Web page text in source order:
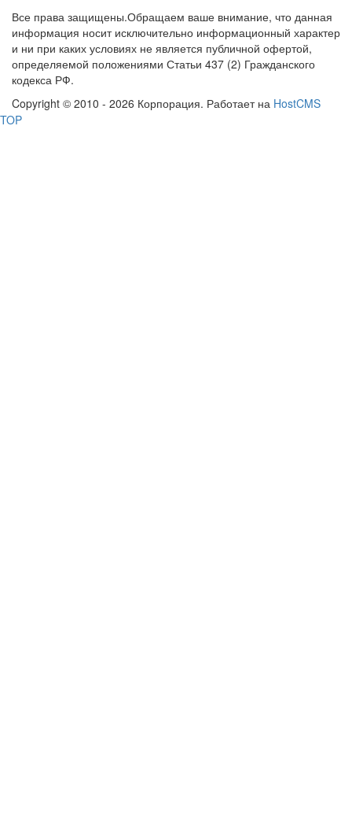
Все права защищены.Обращаем ваше внимание, что данная
информация носит исключительно информационный характер
и ни при каких условиях не является публичной офертой,
определяемой положениями Статьи 437 (2) Гражданского
кодекса РФ.
Copyright © 2010 - 2026 Корпорация. Работает на HostCMS
TOP